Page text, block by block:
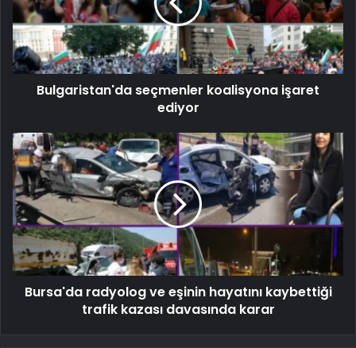
Bulgaristan'da seçmenler koalisyona işaret
ediyor
Bursa'da radyolog ve eşinin hayatını kaybettiği
trafik kazası davasında karar